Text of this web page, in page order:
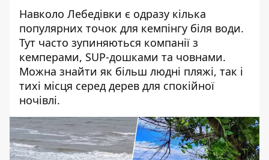
Навколо Лебедівки є одразу кілька
популярних точок для кемпінгу біля води.
Тут часто зупиняються компанії з
кемперами, SUP-дошками та човнами.
Можна знайти як більш людні пляжі, так і
тихі місця серед дерев для спокійної
ночівлі.